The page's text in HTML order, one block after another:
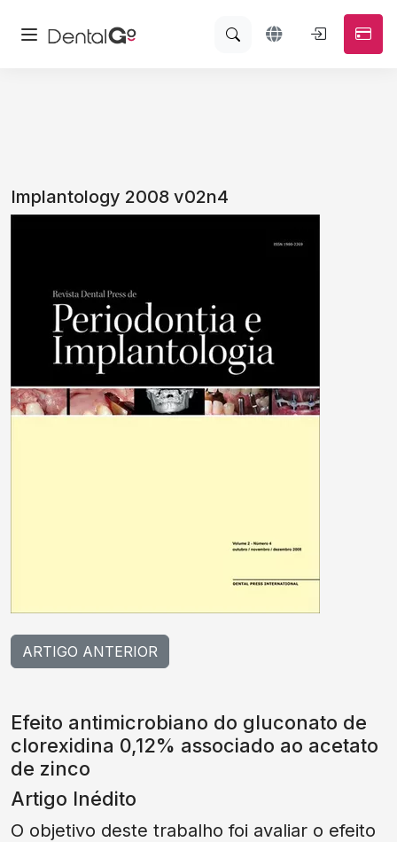
Implantology 2008 v02n4
ARTIGO ANTERIOR
Efeito antimicrobiano do gluconato de
clorexidina 0,12% associado ao acetato
de zinco
Artigo Inédito
O objetivo deste trabalho foi avaliar o efeito